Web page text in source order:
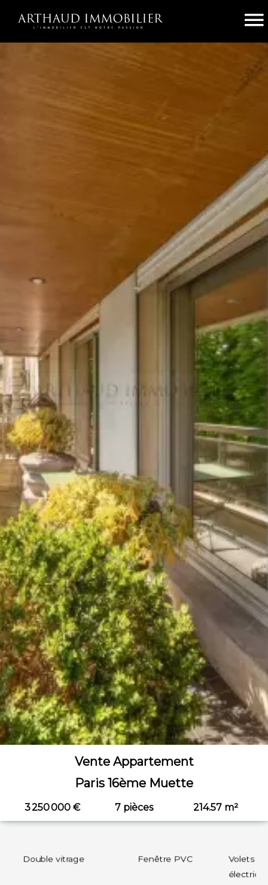
Vente Appartement
Paris 16ème Muette
3 250 000 € 7 pièces 214.57 m²
Fenêtre PVC
Volets roulants